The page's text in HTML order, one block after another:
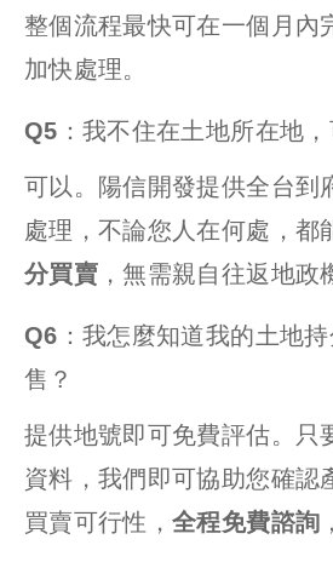
整個流程最快可在一個月內
加快處理。
Q5：我不住在土地所在地，
可以。陽信開發提供全台到
處理，不論您人在何處，都
分買賣 ，無需親自往返地政
Q6：我怎麼知道我的土地
售？
提供地號即可免費評估。只
資料，我們即可協助您確認
買賣可行性，全程免費諮詢